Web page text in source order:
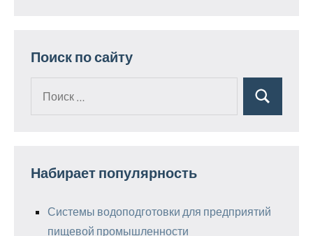
Поиск по сайту
Поиск
Набирает популярность
Системы водоподготовки для предприятий
пищевой промышленности